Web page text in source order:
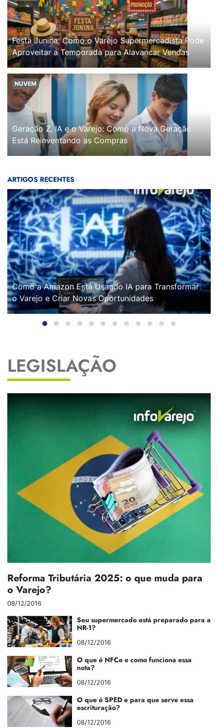
Festa Junina: Como o Varejo Supermercadista Pode
Aproveitar a Temporada para Alavancar Vendas
NUVEM
Geração Z, IA e o Varejo: Como a Nova Geração
Está Reinventando as Compras
ARTIGOS RECENTES
Como a Amazon Está Usando IA para Transformar
o Varejo e Criar Novas Oportunidades
LEGISLAÇÃO
Reforma Tributária 2025: o que muda para
o Varejo?
08/12/2016
Seu supermercado está preparado para a
NR-1?
08/12/2016
O que é NFCe e como funciona essa
nota?
08/12/2016
O que é SPED e para que serve essa
escrituração?
08/12/2016